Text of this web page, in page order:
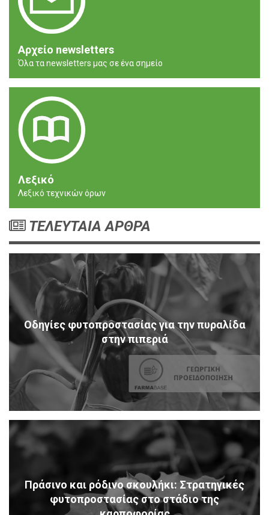
Αρχείο newsletters
Όλα τα newsletters μας σε ένα σημείο
Λεξικό
Λεξικό τεχνικών όρων
ΤΕΛΕΥΤΑΙΑ ΑΡΘΡΑ
Οδηγίες φυτοπροστασίας για την πυραλίδα
στην πιπεριά
Πράσινο και ρόδινο σκουλήκι: Στρατηγικές
φυτοπροστασίας στο στάδιο της